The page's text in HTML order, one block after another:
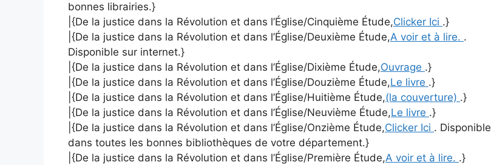
bonnes librairies.}
|{De la justice dans la Révolution et dans l’Église/Cinquième Étude,Clicker Ici .}
|{De la justice dans la Révolution et dans l’Église/Deuxième Étude,A voir et à lire. .
Disponible sur internet.}
|{De la justice dans la Révolution et dans l’Église/Dixième Étude,Ouvrage .}
|{De la justice dans la Révolution et dans l’Église/Douzième Étude,Le livre .}
|{De la justice dans la Révolution et dans l’Église/Huitième Étude,(la couverture) .}
|{De la justice dans la Révolution et dans l’Église/Neuvième Étude,Le livre .}
|{De la justice dans la Révolution et dans l’Église/Onzième Étude,Clicker Ici . Disponible
dans toutes les bonnes bibliothèques de votre département.}
|{De la justice dans la Révolution et dans l’Église/Première Étude,A voir et à lire. .}